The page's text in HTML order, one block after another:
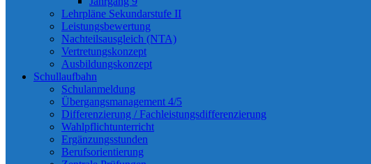
Lehrpläne Sekundarstufe II
Leistungsbewertung
Nachteilsausgleich (NTA)
Vertretungskonzept
Ausbildungskonzept
Schullaufbahn
Schulanmeldung
Übergangsmanagement 4/5
Differenzierung / Fachleistungsdifferenzierung
Wahlpflichtunterricht
Ergänzungsstunden
Berufsorientierung